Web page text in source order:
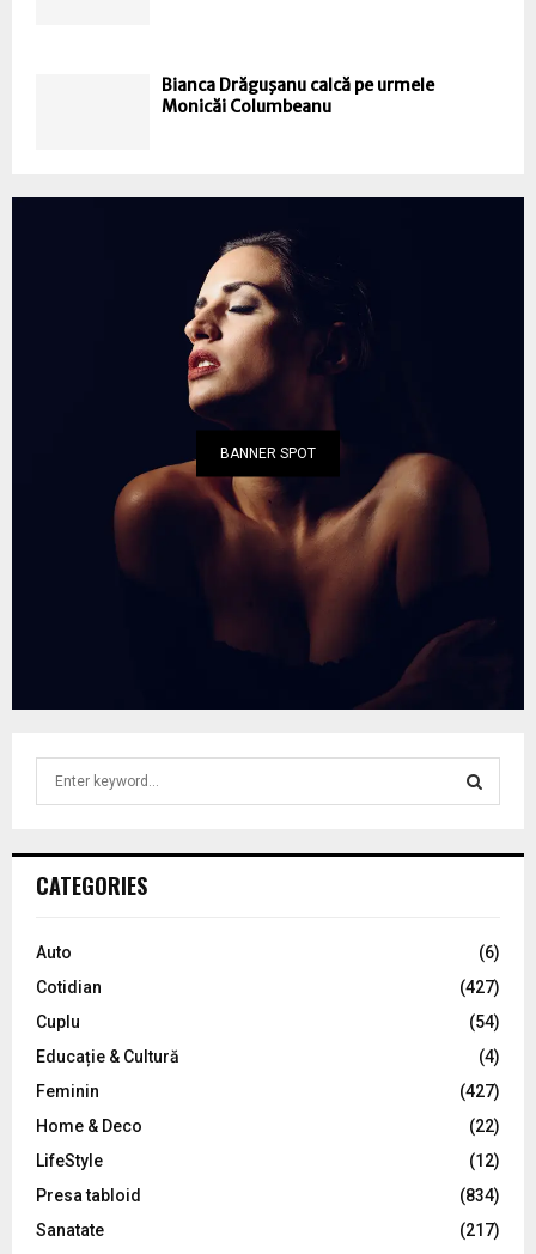
Bianca Drăguşanu calcă pe urmele
Monicăi Columbeanu
BANNER SPOT
h
o
:
C
CATEGORIES
Auto
(6)
Cotidian
(427)
Cuplu
(54)
Educație & Cultură
(4)
Feminin
(427)
Home & Deco
(22)
LifeStyle
(12)
Presa tabloid
(834)
Sanatate
(217)